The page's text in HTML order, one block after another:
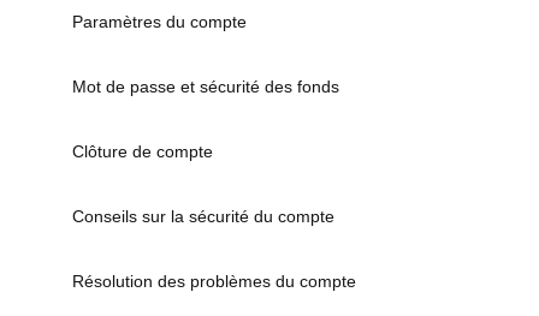
Paramètres du compte
Mot de passe et sécurité des fonds
Clôture de compte
Conseils sur la sécurité du compte
Résolution des problèmes du compte